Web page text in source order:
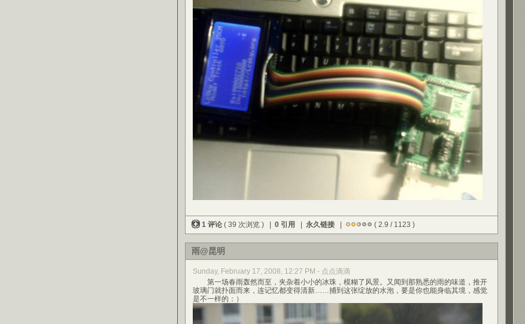
1 评论 ( 39 次浏览 ) | 0 引用 永久链接 ( 2.9 / 1123 )
雨@昆明
Sunday, February 17, 2008, 12:27 PM - 点点滴滴
第一场春雨轰然而至，夹杂着小小的冰珠，模糊了风景。又闻到那熟悉的雨的味道，推开
玻璃门就扑面而来，连记忆都变得清新……捕到这张绽放的水泡，要是你也能身临其境，感觉
是不一样的：）